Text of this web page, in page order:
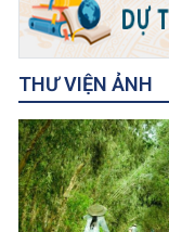
THƯ VIỆN ẢNH